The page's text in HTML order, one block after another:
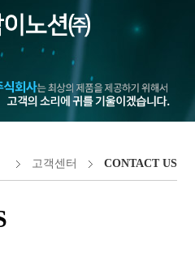
고객센터 CONTACT US